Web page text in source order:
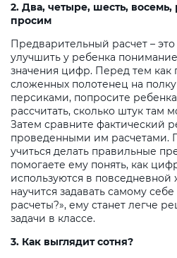
2. Два, четыре, шесть, восемь,
просим
Предварительный расчет –
улучшить у ребенка
значения цифр. Перед тем как
сложенных полотенец на
персиками, попросите
рассчитать, сколько штук там
Затем сравните фактический
проведенными им расчетами.
учиться делать правильные
помогаете ему понять, как
используются в
научится задавать самому
расчеты?», ему станет легче
задачи в классе.
3. Как выглядит сотня?